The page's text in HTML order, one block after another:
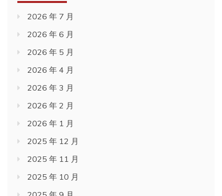
2026 年 7 月
2026 年 6 月
2026 年 5 月
2026 年 4 月
2026 年 3 月
2026 年 2 月
2026 年 1 月
2025 年 12 月
2025 年 11 月
2025 年 10 月